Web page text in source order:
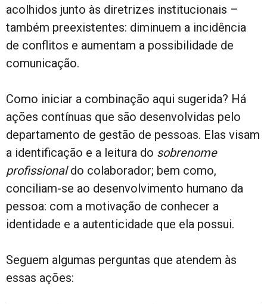
acolhidos junto às diretrizes institucionais –
também preexistentes: diminuem a incidência
de conflitos e aumentam a possibilidade de
comunicação.
Como iniciar a combinação aqui sugerida? Há
ações contínuas que são desenvolvidas pelo
departamento de gestão de pessoas. Elas visam
a identificação e a leitura do sobrenome
profissionaldo colaborador; bem como,
conciliam-se ao desenvolvimento humano da
pessoa: com a motivação de conhecer a
identidade e a autenticidade que ela possui.
Seguem algumas perguntas que atendem às
essas ações: